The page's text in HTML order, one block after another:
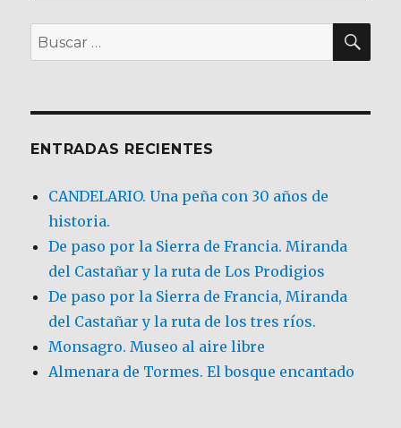
Buscar
por:
ENTRADAS RECIENTES
CANDELARIO. Una peña con 30 años de
historia.
De paso por la Sierra de Francia. Miranda
del Castañar y la ruta de Los Prodigios
De paso por la Sierra de Francia, Miranda
del Castañar y la ruta de los tres ríos.
Monsagro. Museo al aire libre
Almenara de Tormes. El bosque encantado